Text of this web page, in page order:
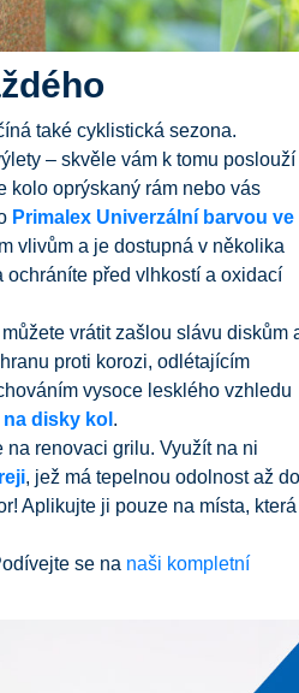
také cyklistická sezona.
– skvěle vám k tomu poslouží
kolo oprýskaný rám nebo vás
Primalex Univerzální barvou ve
vlivům a je dostupná v několika
ochráníte před vlhkostí a oxidací
vrátit zašlou slávu diskům
proti korozi, odlétajícím
vysoce lesklého vzhledu
disky kol .
renovaci grilu. Využít na ni
, jež má tepelnou odolnost až do
Aplikujte ji pouze na místa, která
se na naši kompletní